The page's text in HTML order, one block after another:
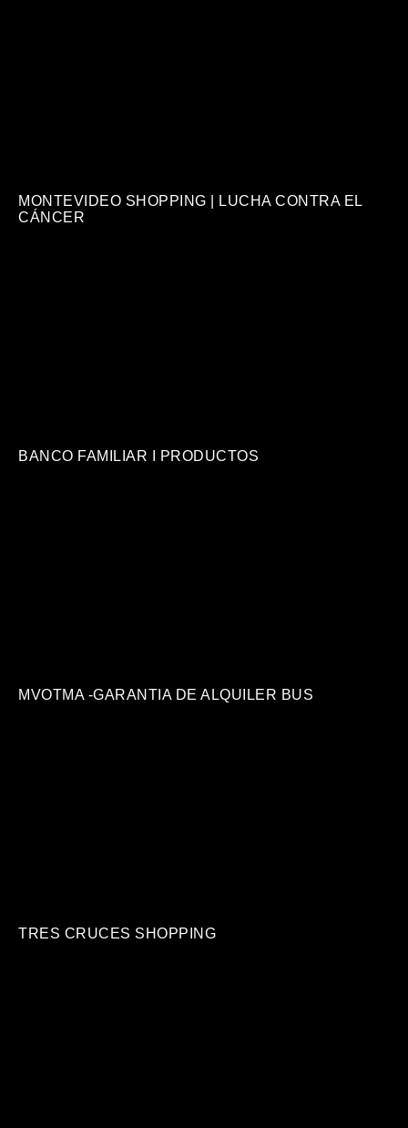
MONTEVIDEO SHOPPING | LUCHA CONTRA EL
CÁNCER
BANCO FAMILIAR I PRODUCTOS
MVOTMA -GARANTIA DE ALQUILER BUS
TRES CRUCES SHOPPING